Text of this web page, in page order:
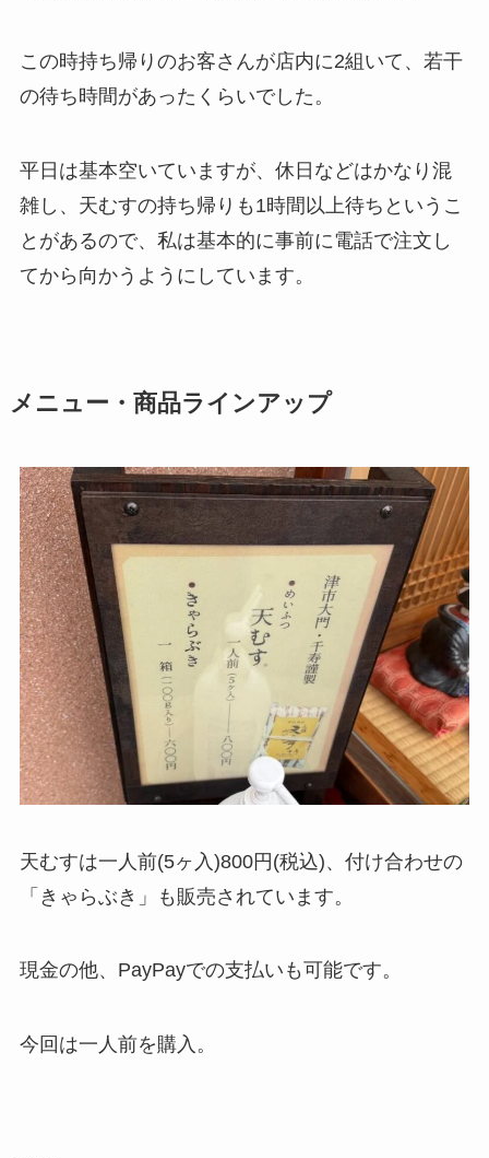
この時持ち帰りのお客さんが店内に2組いて、若干
の待ち時間があったくらいでした。
平日は基本空いていますが、休日などはかなり混
雑し、天むすの持ち帰りも1時間以上待ちというこ
とがあるので、私は基本的に事前に電話で注文し
てから向かうようにしています。
メニュー・商品ラインアップ
天むすは一人前(5ヶ入)800円(税込)、付け合わせの
「きゃらぶき」も販売されています。
現金の他、PayPayでの支払いも可能です。
今回は一人前を購入。